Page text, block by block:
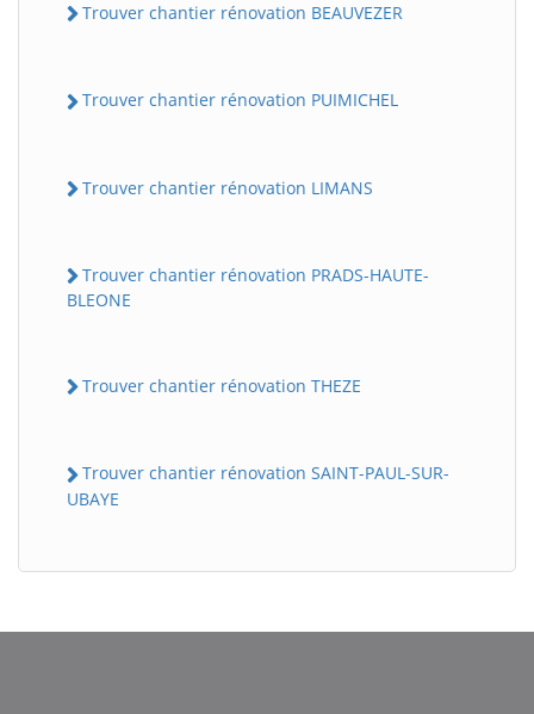
Trouver chantier rénovation BEAUVEZER
Trouver chantier rénovation PUIMICHEL
Trouver chantier rénovation LIMANS
Trouver chantier rénovation PRADS-HAUTE-
BLEONE
Trouver chantier rénovation THEZE
Trouver chantier rénovation SAINT-PAUL-SUR-
UBAYE
B BatiWebPro